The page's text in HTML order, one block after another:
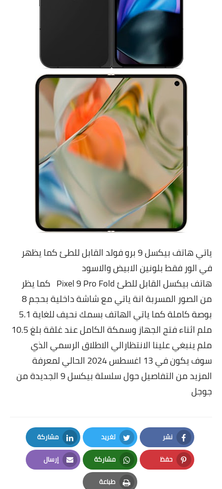
ياتي هاتف بيكسل 9 برو فولد القابل للطئ كما يظهر
في الور فقط بلونين الابيض والاسود
هاتف بيكسل القابل للطئ Pixel 9 Pro Fold كما يظر
من الصور المسربة انة ياتي مع شاشة داخلية بحجم 8
بوصة كاملة كما ياتي الهاتف بسمك نحيف للغاية 5.1
ملم اثناء فتح الجهاز وسمكة الكامل عند غلقة بلغ 10.5
ملم ينبغي علينا الانتظارالي الاطلاق الرسمي الذي
سوف يكون في 13 اغسطس 2024 الحالي لمعرفة
المزيد من التفاصيل حول سلسلة بيكسل 9 الجديدة من
جوجل
نشر
Facebook
تغريد
Twitter
مشاركة
LinkedIn
حفظ
Pinterest
مشاركة
Whatsapp
إرسال
Email
طباعة